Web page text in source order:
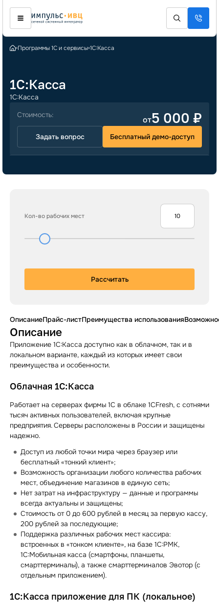
Программы 1С и сервисы 1С:Касса
1С:Касса
1С:Касса
от5 000 ₽
Задать вопрос Бесплатный демо-доступ
ОписаниеПрайс-листПреимущества использования
Описание
Приложение 1С:Касса доступно как в облачном, так и в
локальном варианте, каждый из которых имеет свои
преимущества и особенности.
Облачная 1С:Касса
Работает на серверах фирмы 1С в облаке 1CFresh, с сотнями
тысяч активных пользователей, включая крупные
предприятия. Серверы расположены в России и защищены
надежно.
Доступ из любой точки мира через браузер или
бесплатный «тонкий клиент»;
Возможность организации любого количества рабочих
мест, объединение магазинов в единую сеть;
Нет затрат на инфраструктуру — данные и программы
всегда актуальны и защищены;
Стоимость от 0 до 600 рублей в месяц за первую кассу,
200 рублей за последующие;
Поддержка различных рабочих мест кассира:
встроенных в «тонком клиенте», на базе 1С:РМК,
1С:Мобильная касса (смартфоны, планшеты,
смарттерминалы), а также смарттерминалов Эвотор (с
отдельным приложением).
1С:Касса приложение для ПК (локальное)
Кол-во рабочих мест
Рассчитать